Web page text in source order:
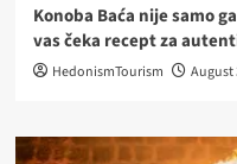
Konoba Baća nije samo
vas čeka recept za
HedonismTourism August